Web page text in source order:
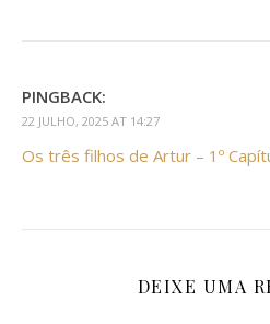
PINGBACK:
22 JULHO, 2025 AT 14:27
Os três filhos de Artur – 1º
DEIXE UMA